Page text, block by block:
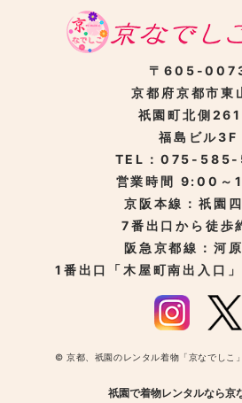
〒605-
京都府京都市東
祇園町北側
福島ビル3F
TEL：075-
営業時間 9:00～
京阪本線：祇園
7番出口から徒歩
阪急京都線：河
1番出口「木屋町南出入口
© 京都、祇園のレンタル着物「京なでし
祇園で着物レンタルなら京